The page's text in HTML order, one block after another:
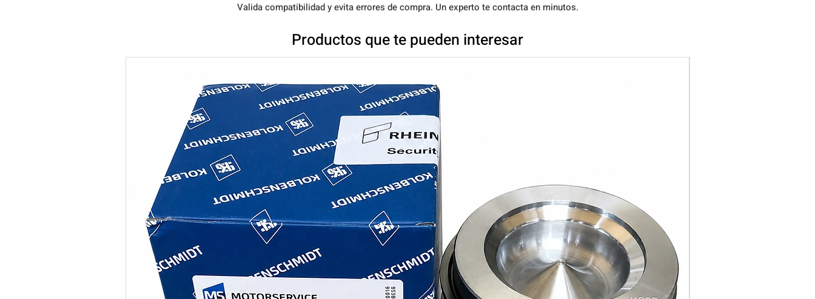
Valida compatibilidad y evita errores de compra. Un experto te contacta en minutos.
Productos que te pueden interesar